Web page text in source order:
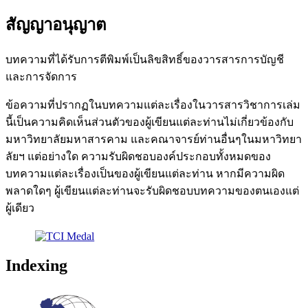
สัญญาอนุญาต
บทความที่ได้รับการตีพิมพ์เป็นลิขสิทธิ์ของวารสารการบัญชี
และการจัดการ
ข้อความที่ปรากฏในบทความแต่ละเรื่องในวารสารวิชาการเล่ม
นี้เป็นความคิดเห็นส่วนตัวของผู้เขียนแต่ละท่านไม่เกี่ยวข้องกับ
มหาวิทยาลัยมหาสารคาม และคณาจารย์ท่านอื่นๆในมหาวิทยา
ลัยฯ แต่อย่างใด ความรับผิดชอบองค์ประกอบทั้งหมดของ
บทความแต่ละเรื่องเป็นของผู้เขียนแต่ละท่าน หากมีความผิด
พลาดใดๆ ผู้เขียนแต่ละท่านจะรับผิดชอบบทความของตนเองแต่
ผู้เดียว
Indexing